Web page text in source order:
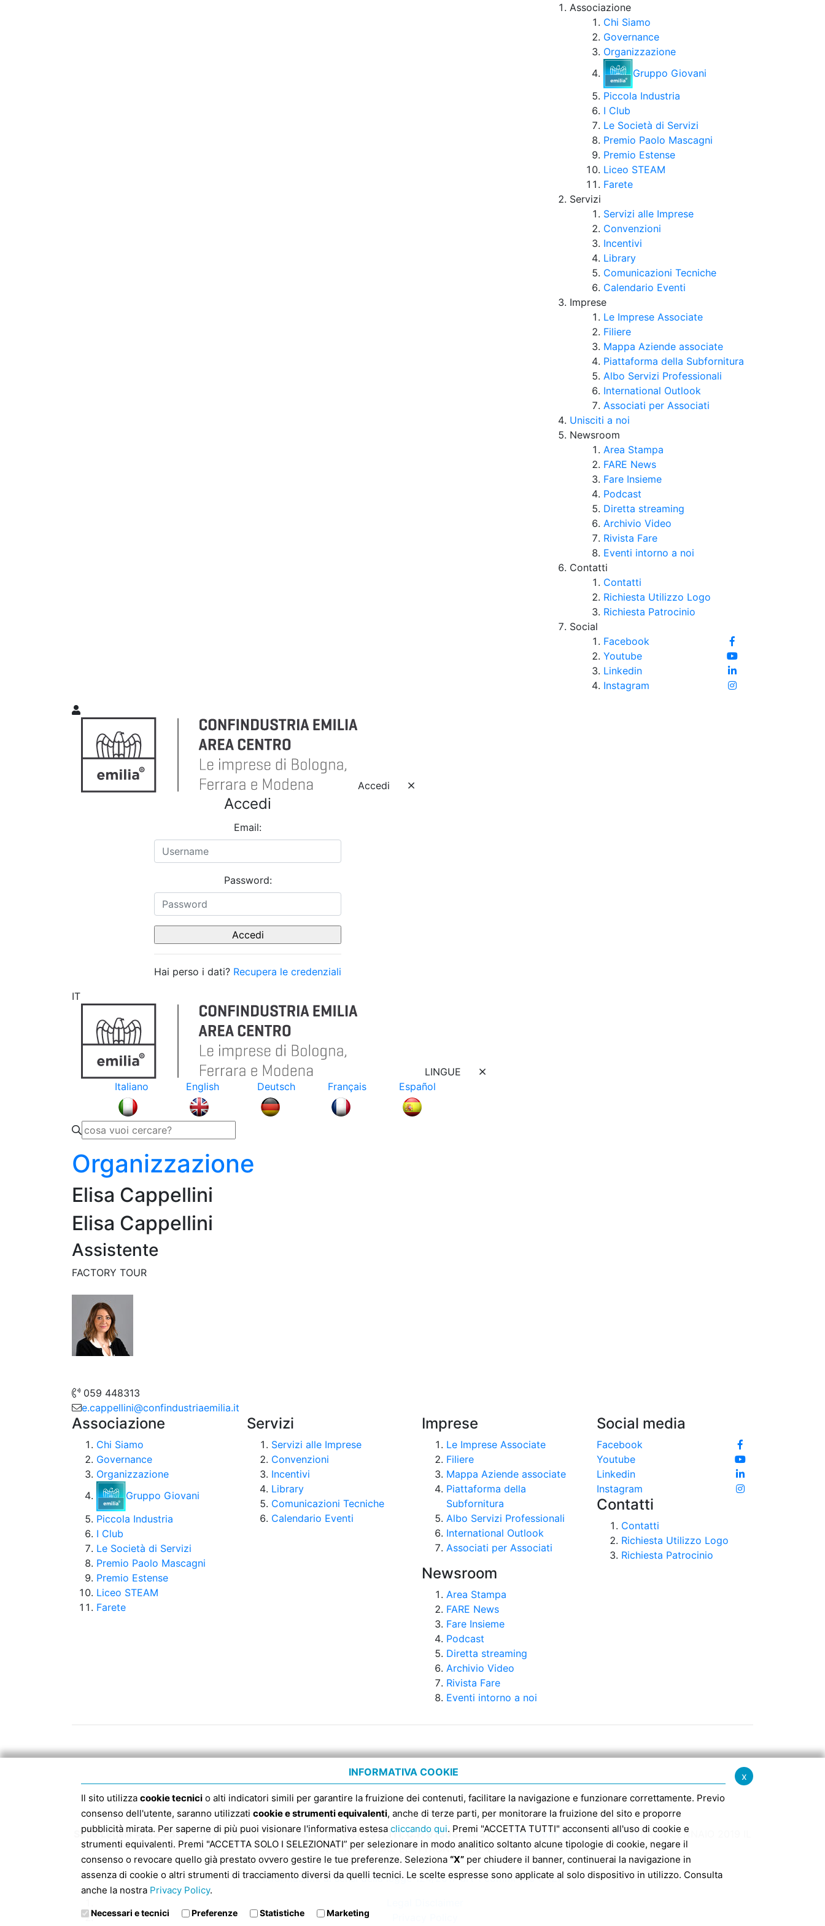
Associazione
Chi Siamo
Governance
Organizzazione
Gruppo Giovani
Piccola Industria
I Club
Le Società di Servizi
Premio Paolo Mascagni
Premio Estense
Liceo STEAM
Farete
Servizi
Servizi alle Imprese
Convenzioni
Incentivi
Library
Comunicazioni Tecniche
Calendario Eventi
Imprese
Le Imprese Associate
Filiere
Mappa Aziende associate
Piattaforma della Subfornitura
Albo Servizi Professionali
International Outlook
Associati per Associati
Unisciti a noi
Newsroom
Area Stampa
FARE News
Fare Insieme
Podcast
Diretta streaming
Archivio Video
Rivista Fare
Eventi intorno a noi
Contatti
Contatti
Richiesta Utilizzo Logo
Richiesta Patrocinio
Social
Facebook
Youtube
Linkedin
Instagram
Accedi
Accedi
Email:
Password:
Hai perso i dati? Recupera le credenziali
IT
LINGUE
Italiano
English Deutsch Français Español
Organizzazione
Elisa Cappellini
Elisa Cappellini
Assistente
FACTORY TOUR
059 448313
e.cappellini@confindustriaemilia.it
Associazione
Chi Siamo
Governance
Organizzazione
Gruppo Giovani
Piccola Industria
I Club
Le Società di Servizi
Premio Paolo Mascagni
Premio Estense
Liceo STEAM
Farete
Servizi
Servizi alle Imprese
Convenzioni
Incentivi
Library
Comunicazioni Tecniche
Calendario Eventi
Imprese
Le Imprese Associate
Filiere
Mappa Aziende associate
Piattaforma della
Subfornitura
Albo Servizi Professionali
International Outlook
Associati per Associati
Newsroom
Area Stampa
FARE News
Fare Insieme
Podcast
Diretta streaming
Archivio Video
Rivista Fare
Eventi intorno a noi
Social media
Facebook
Youtube
Linkedin
Instagram
Contatti
Contatti
Richiesta Utilizzo Logo
Richiesta Patrocinio
Sede Legale 40124 BOLOGNA, Via San Domenico 4, tel. 051 6317111, C.F. 91398840370 - info@confindustriaemilia.it DAL 1 GENNAIO 2019 IL
CODICE DESTINATARIO SDI PER FATTURE ELETTRONICHE E’ ESCLUSIVAMENTE: M5UXCR1
Informazioni ai sensi della legge 124/2017 art 1 commi 125 e 127
x
INFORMATIVA COOKIE
Il sito utilizza cookie tecnici o alti indicatori simili per garantire la fruizione dei contenuti, facilitare la navigazione e funzionare correttamente. Previo
consenso dell'utente, saranno utilizzati cookie e strumenti equivalenti, anche di terze parti, per monitorare la fruizione del sito e proporre
pubblicità mirata. Per saperne di più puoi visionare l'informativa estesa cliccando qui. Premi "ACCETTA TUTTI" acconsenti all'uso di cookie e
strumenti equivalenti. Premi "ACCETTA SOLO I SELEZIONATI” per selezionare in modo analitico soltanto alcune tipologie di cookie, negare il
consenso o revocare quello già prestato ovvero gestire le tue preferenze. Seleziona “X” per chiudere il banner, continuerai la navigazione in
assenza di cookie o altri strumenti di tracciamento diversi da quelli tecnici. Le scelte espresse sono applicate al solo dispositivo in utilizzo. Consulta
anche la nostra Privacy Policy.
Necessari e tecnici Preferenze Statistiche Marketing